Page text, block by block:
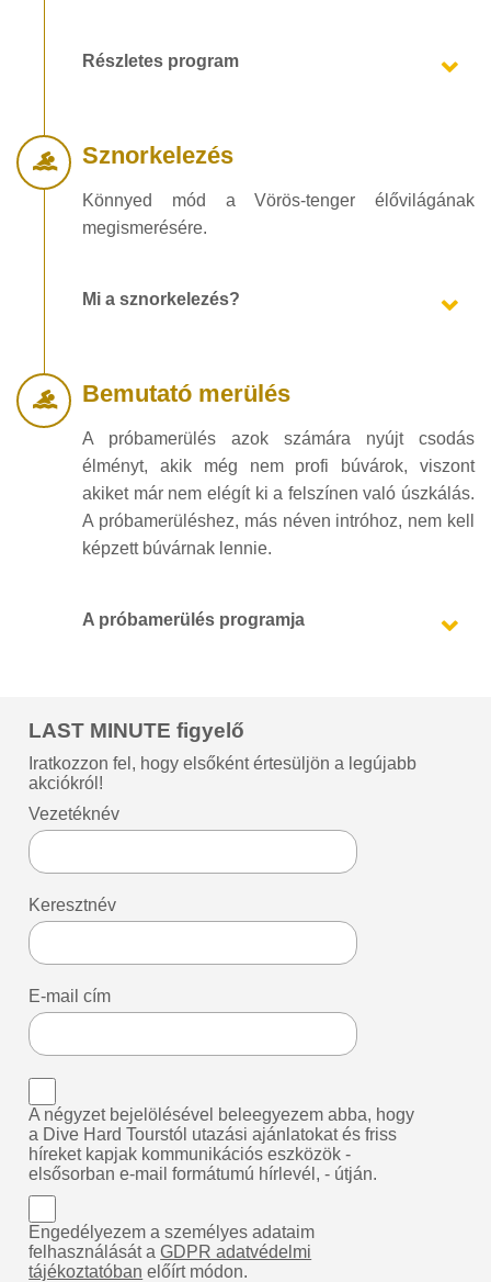
Részletes program
Sznorkelezés
Könnyed mód a Vörös-tenger élővilágának
megismerésére.
Mi a sznorkelezés?
Bemutató merülés
A próbamerülés azok számára nyújt csodás
élményt, akik még nem profi búvárok, viszont
akiket már nem elégít ki a felszínen való úszkálás.
A próbamerüléshez, más néven intróhoz, nem kell
képzett búvárnak lennie.
A próbamerülés programja
LAST MINUTE figyelő
Iratkozzon fel, hogy elsőként értesüljön a legújabb
akciókról!
Vezetéknév
Keresztnév
E-mail cím
A négyzet bejelölésével beleegyezem abba, hogy
a Dive Hard Tourstól utazási ajánlatokat és friss
híreket kapjak kommunikációs eszközök -
elsősorban e-mail formátumú hírlevél, - útján.
Engedélyezem a személyes adataim
felhasználását aGDPR adatvédelmi
tájékoztatóban előírt módon.